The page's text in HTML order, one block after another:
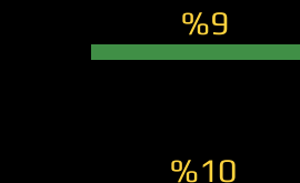
%9
%10